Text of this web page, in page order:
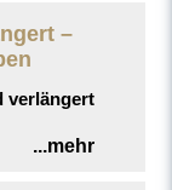
–
verlängert
...mehr